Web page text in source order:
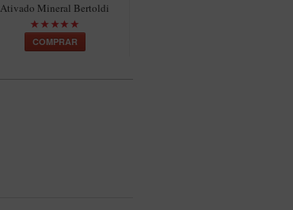
Ativado Mineral Bertoldi
COMPRAR